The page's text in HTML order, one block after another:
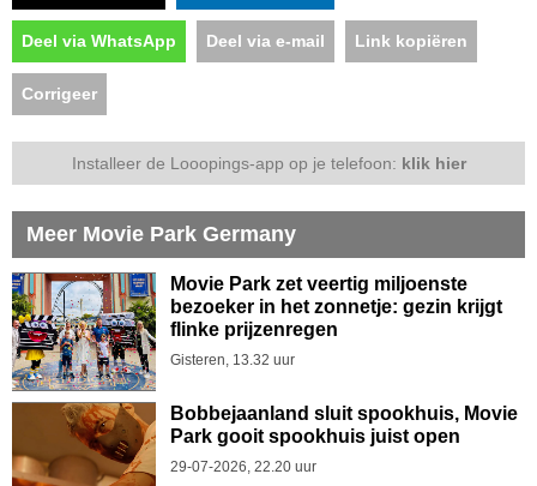
Deel via WhatsApp Deel via e-mail Link kopiëren
Corrigeer
Installeer de Looopings-app op je telefoon: klik hier
Meer Movie Park Germany
Movie Park zet veertig miljoenste
bezoeker in het zonnetje: gezin krijgt
flinke prijzenregen
Gisteren, 13.32 uur
Bobbejaanland sluit spookhuis, Movie
Park gooit spookhuis juist open
29-07-2026, 22.20 uur